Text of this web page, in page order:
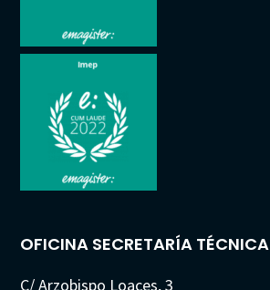
OFICINA SECRETARÍA TÉCNICA
C/ Arzobispo Loaces, 3